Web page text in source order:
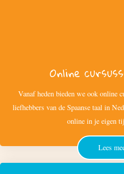
Online
Vanaf heden bieden we ook online
liefhebbers van de Spaanse taal in
online in je eigen
Lees